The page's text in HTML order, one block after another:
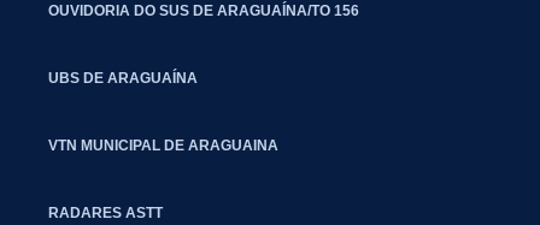
OUVIDORIA DO SUS DE ARAGUAÍNA/TO 156
UBS DE ARAGUAÍNA
VTN MUNICIPAL DE ARAGUAINA
RADARES ASTT